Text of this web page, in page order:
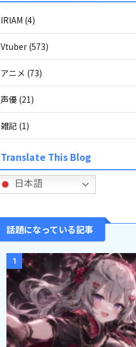
IRIAM (4)
Vtuber (573)
アニメ (73)
声優 (21)
雑記 (1)
Translate This Blog
日本語
話題になっている記事
1